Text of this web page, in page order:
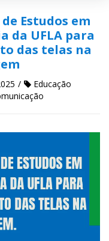
Estudos em
da UFLA para
das telas na
Educação